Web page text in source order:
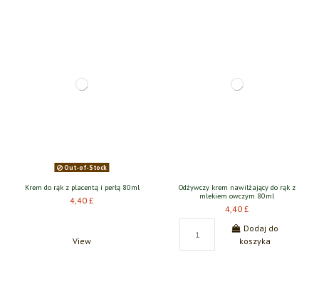
Out-of-Stock
Krem do rąk z placentą i perłą 80ml
4,40 £
View
Odżywczy krem nawilżający do rąk z
mlekiem owczym 80ml
4,40 £
Dodaj do
koszyka